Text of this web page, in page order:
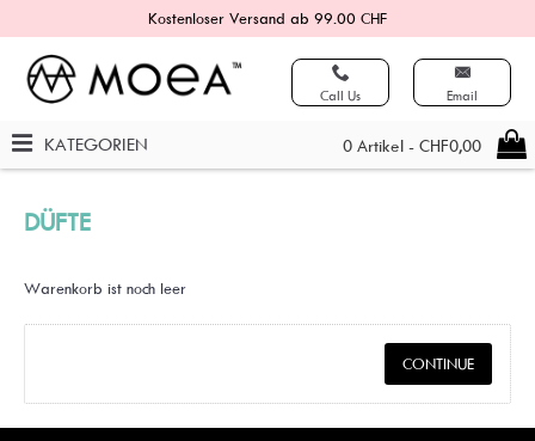
Kostenloser Versand ab 99.00 CHF
Call Us Email
0 Artikel - CHF0,00
KATEGORIEN
DÜFTE
Warenkorb ist noch leer
CONTINUE